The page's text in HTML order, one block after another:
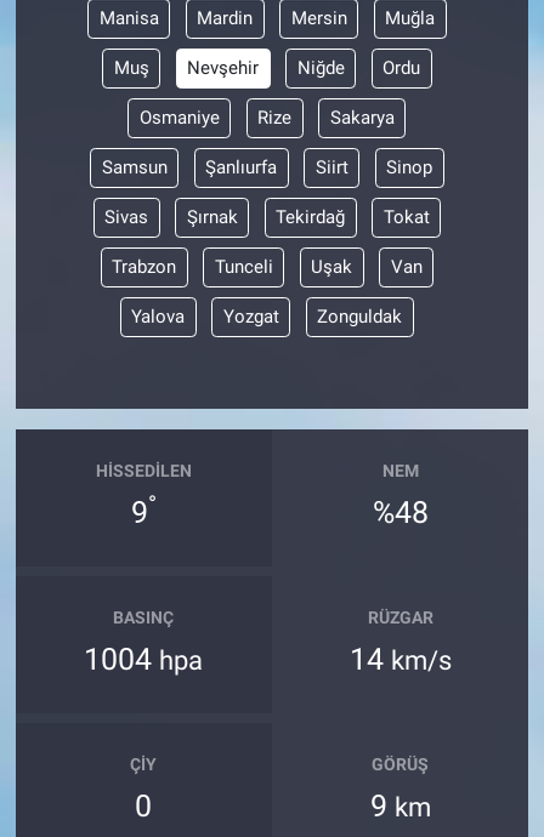
Manisa Mardin Mersin Muğla
Muş Nevşehir Niğde Ordu
Osmaniye Rize Sakarya
Samsun Şanlıurfa Siirt Sinop
Sivas Şırnak Tekirdağ Tokat
Trabzon Tunceli Uşak Van
Yalova Yozgat Zonguldak
HISSEDILEN
9°
NEM
%48
BASINÇ
1004 hpa
RÜZGAR
14 km/s
ÇIY
0
GÖRÜŞ
9 km